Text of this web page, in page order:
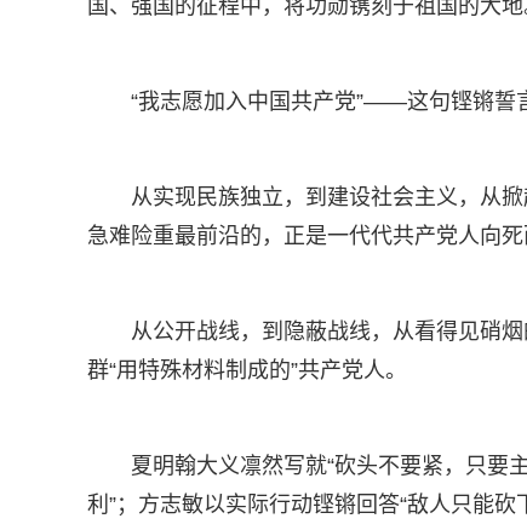
国、强国的征程中，将功勋镌刻于祖国的大地
“我志愿加入中国共产党”——这句铿锵誓
从实现民族独立，到建设社会主义，从
急难险重最前沿的，正是一代代共产党人向死
从公开战线，到隐蔽战线，从看得见硝
群“用特殊材料制成的”共产党人。
夏明翰大义凛然写就“砍头不要紧，只要
利”；方志敏以实际行动铿锵回答“敌人只能